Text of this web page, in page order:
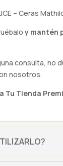
– Ceras
y mantén
consulta, no
nosotros.
Tu Tienda